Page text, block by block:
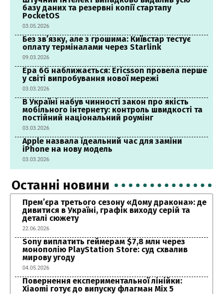
базу даних та резервні копії стартапу
PocketOS
03.05.2026
Без зв’язку, але з грошима: Київстар тестує
оплату терміналами через Starlink
09.03.2026
Ера 6G наближається: Ericsson провела перше
у світі випробування нової мережі
03.03.2026
В Україні набув чинності закон про якість
мобільного інтернету: контроль швидкості та
постійний національний роумінг
03.03.2026
Apple назвала ідеальний час для заміни
iPhone на нову модель
03.03.2026
Останні новини
Прем’єра третього сезону «Дому дракона»: де
дивитися в Україні, графік виходу серій та
деталі сюжету
22.06.2026
Sony виплатить геймерам $7,8 млн через
монополію PlayStation Store: суд схвалив
мирову угоду
04.05.2026
Повернення експериментальної лінійки:
Xiaomi готує до випуску флагман Mix 5